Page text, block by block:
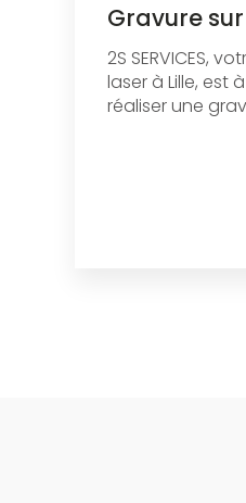
Gravure
2S SERVICES,
laser à Lille, est
réaliser une